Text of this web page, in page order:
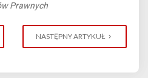
Prawnych
NASTĘPNY ARTYKUŁ